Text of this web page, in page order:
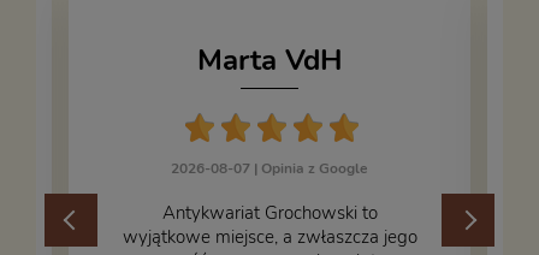
Marta VdH
2026-08-07 | Opinia z Google
​Antykwariat Grochowski to
wyjątkowe miejsce, a zwłaszcza jego